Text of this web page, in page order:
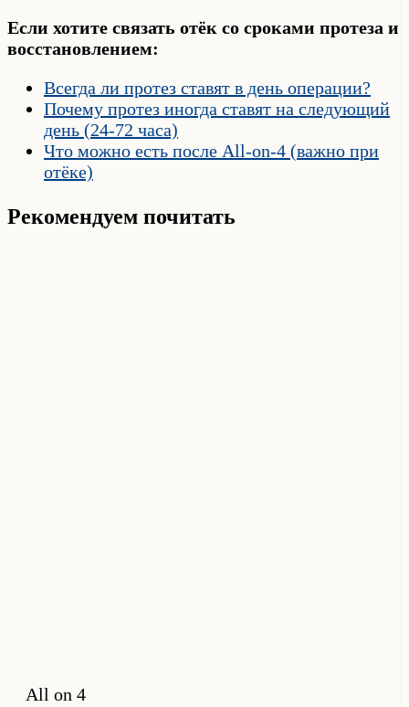
Если хотите связать отёк со сроками протеза и
восстановлением:
Всегда ли протез ставят в день операции?
Почему протез иногда ставят на следующий
день (24-72 часа)
Что можно есть после All-on-4 (важно при
отёке)
Рекомендуем почитать
All on 4